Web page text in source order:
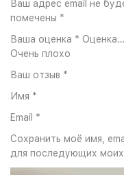
Ваш адрес email не
помечены *
Ваша оценка *
Очень плохо
Ваш отзыв *
Имя *
Email *
Сохранить моё имя,
для последующих